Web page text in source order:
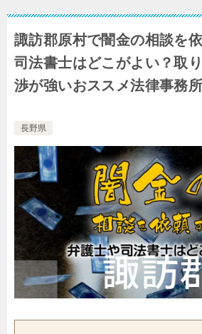
諏訪郡原村で闇金の相談を
司法書士はどこがよい？取
渉が強いおススメ法律事務
長野県